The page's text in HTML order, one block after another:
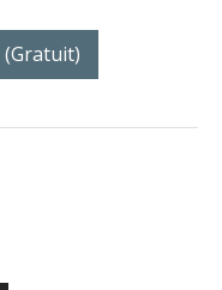
(gratuit)